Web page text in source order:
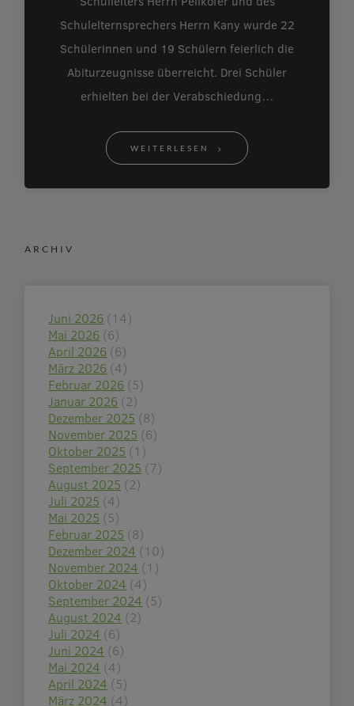
Schulelternsprechers Herrn Kany wurde 22
Schülerinnen und 19 Schülern feierlich die
Abiturzeugnisse überreicht. Drei Schüler
erhielten bei der Verabschiedung…
WEITERLESEN
ARCHIV
Juni 2026 (14)
Mai 2026 (6)
April 2026 (6)
März 2026 (4)
Februar 2026 (5)
Januar 2026 (2)
Dezember 2025 (8)
November 2025 (6)
Oktober 2025 (1)
September 2025 (7)
August 2025 (2)
Juli 2025 (4)
Mai 2025 (5)
Februar 2025 (8)
Dezember 2024 (10)
November 2024 (1)
Oktober 2024 (4)
September 2024 (5)
August 2024 (2)
Juli 2024 (6)
Juni 2024 (6)
Mai 2024 (4)
April 2024 (5)
März 2024 (4)